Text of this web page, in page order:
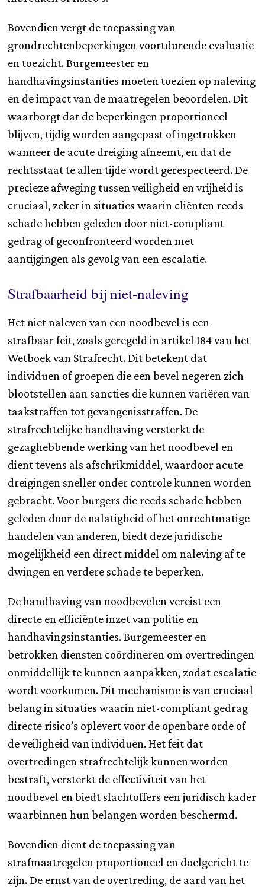
Bovendien vergt de toepassing van
grondrechtenbeperkingen voortdurende evaluatie
en toezicht. Burgemeester en
handhavingsinstanties moeten toezien op naleving
en de impact van de maatregelen beoordelen. Dit
waarborgt dat de beperkingen proportioneel
blijven, tijdig worden aangepast of ingetrokken
wanneer de acute dreiging afneemt, en dat de
rechtsstaat te allen tijde wordt gerespecteerd. De
precieze afweging tussen veiligheid en vrijheid is
cruciaal, zeker in situaties waarin cliënten reeds
schade hebben geleden door niet-compliant
gedrag of geconfronteerd worden met
aantijgingen als gevolg van een escalatie.
Strafbaarheid bij niet-naleving
Het niet naleven van een noodbevel is een
strafbaar feit, zoals geregeld in artikel 184 van het
Wetboek van Strafrecht. Dit betekent dat
individuen of groepen die een bevel negeren zich
blootstellen aan sancties die kunnen variëren van
taakstraffen tot gevangenisstraffen. De
strafrechtelijke handhaving versterkt de
gezaghebbende werking van het noodbevel en
dient tevens als afschrikmiddel, waardoor acute
dreigingen sneller onder controle kunnen worden
gebracht. Voor burgers die reeds schade hebben
geleden door de nalatigheid of het onrechtmatige
handelen van anderen, biedt deze juridische
mogelijkheid een direct middel om naleving af te
dwingen en verdere schade te beperken.
De handhaving van noodbevelen vereist een
directe en efficiënte inzet van politie en
handhavingsinstanties. Burgemeester en
betrokken diensten coördineren om overtredingen
onmiddellijk te kunnen aanpakken, zodat escalatie
wordt voorkomen. Dit mechanisme is van cruciaal
belang in situaties waarin niet-compliant gedrag
directe risico’s oplevert voor de openbare orde of
de veiligheid van individuen. Het feit dat
overtredingen strafrechtelijk kunnen worden
bestraft, versterkt de effectiviteit van het
noodbevel en biedt slachtoffers een juridisch kader
waarbinnen hun belangen worden beschermd.
Bovendien dient de toepassing van
strafmaatregelen proportioneel en doelgericht te
zijn. De ernst van de overtreding, de aard van het